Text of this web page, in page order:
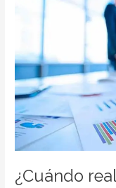
¿Cuándo
realizar
benchmarking?